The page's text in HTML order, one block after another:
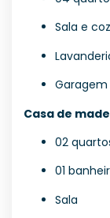
Sala e
Casa de
02
01
Sala